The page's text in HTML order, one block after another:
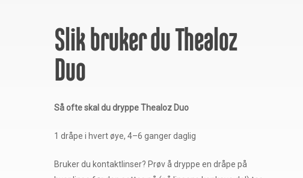
Slik bruker du Thealoz
Duo
Så ofte skal du dryppe Thealoz Duo
1 dråpe i hvert øye, 4–6 ganger daglig
Bruker du kontaktlinser? Prøv å dryppe en dråpe på